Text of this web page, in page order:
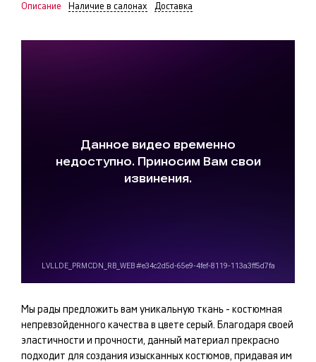
Описание Наличие в салонах Доставка
Мы рады предложить вам уникальную ткань - костюмная
непревзойденного качества в цвете серый. Благодаря своей
эластичности и прочности, данный материал прекрасно
подходит для создания изысканных костюмов, придавая им